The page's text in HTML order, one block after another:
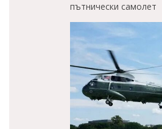
пътнически самолет